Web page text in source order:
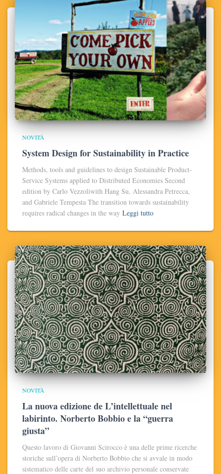
NOVITÀ
System Design for Sustainability in Practice
Methods, tools and guidelines to design Sustainable Product-
Service Systems applied to Distributed Economies Second
edition by Carlo Vezzoliwith Hang Su, Alessandra Petrecca,
and Gabriele Tempesta The transition towards sustainability
requires radical changes in the way Leggi tutto
NOVITÀ
La nuova edizione de L’intellettuale nel
labirinto. Norberto Bobbio e la “guerra
giusta”
Questo lavoro di Giovanni Scirocco è una delle prime ricerche
storiche sull’opera di Norberto Bobbio che si avvale in modo
sistematico delle carte del suo archivio personale conservate